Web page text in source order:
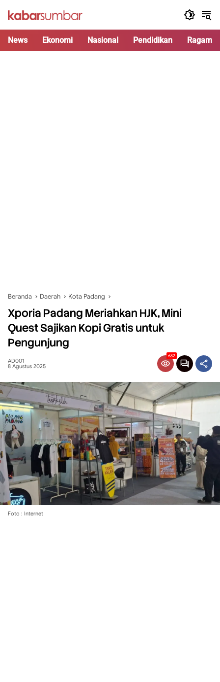
News Ekonomi Nasional Pendidikan Ragam
Beranda Daerah Kota Padang
Xporia Padang Meriahkan HJK, Mini
Quest Sajikan Kopi Gratis untuk
Pengunjung
AD001
8 Agustus 2025
682
Foto : Internet